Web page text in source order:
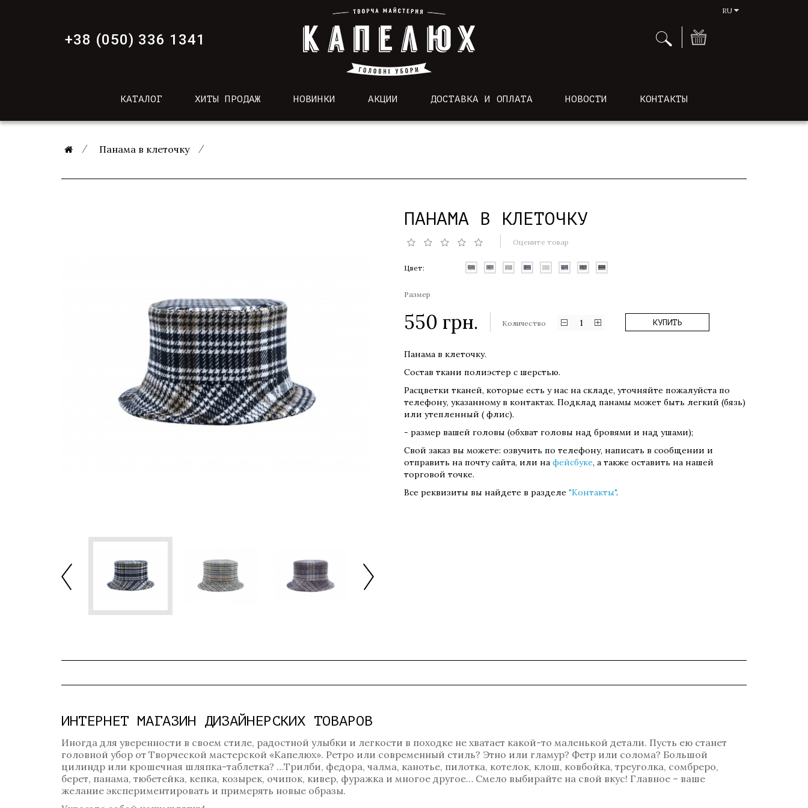
RU
+38 (050) 336 1341
КАТАЛОГ ХИТЫ ПРОДАЖ НОВИНКИ АКЦИИ ДОСТАВКА И ОПЛАТА НОВОСТИ КОНТАКТЫ
Панама в клеточку
ПАНАМА В КЛЕТОЧКУ
Оцените товар
Цвет:
Размер
550 грн. Количество 1 КУПИТЬ
Панама в клеточку.
Состав ткани полиэстер с шерстью.
Расцветки тканей, которые есть у нас на складе, уточняйте пожалуйста по
телефону, указанному в контактах. Подклад панамы может быть легкий (бязь)
или утепленный ( флис).
- размер вашей головы (обхват головы над бровями и над ушами);
Свой заказ вы можете: озвучить по телефону, написать в сообщении и
отправить на почту сайта, или на фейсбуке, а также оставить на нашей
торговой точке.
Все реквизиты вы найдете в разделе "Контакты".
ИНТЕРНЕТ МАГАЗИН ДИЗАЙНЕРСКИХ ТОВАРОВ
Иногда для уверенности в своем стиле, радостной улыбки и легкости в походке не хватает какой-то маленькой детали. Пусть ею станет
головной убор от Творческой мастерской «Капелюх». Ретро или современный стиль? Этно или гламур? Фетр или солома? Большой
цилиндр или крошечная шляпка-таблетка? …Трилби, федора, чалма, канотье, пилотка, котелок, клош, ковбойка, треуголка, сомбреро,
берет, панама, тюбетейка, кепка, козырек, очипок, кивер, фуражка и многое другое… Смело выбирайте на свой вкус! Главное – ваше
желание экспериментировать и примерять новые образы.